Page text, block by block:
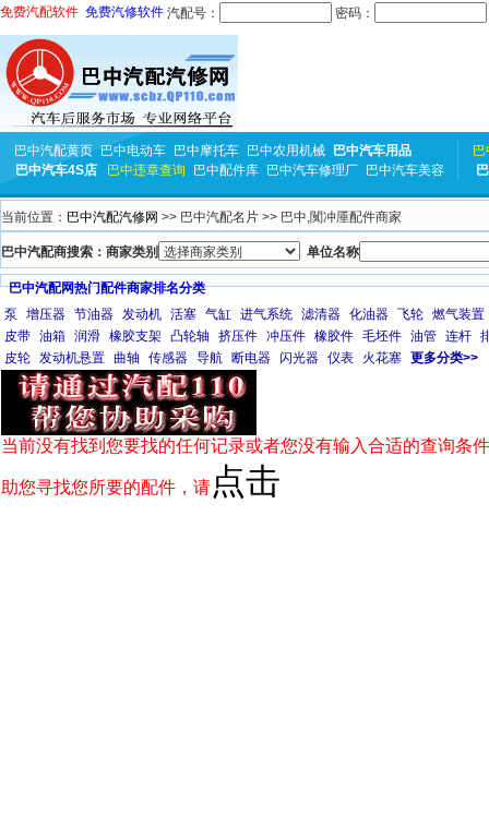
免费汽配软件 免费汽修软件 汽配号： 密码：
巴中汽配黄页 巴中电动车 巴中摩托车 巴中农用机械
巴中汽车用品
巴中汽车4S店
巴中违章查询 巴中配件库 巴中汽车修理厂 巴中汽车美容
当前位置： 巴中汽配汽修网 >> 巴中汽配名片 >> 巴中,闃冲厜配件商家
巴中汽配商搜索：商家类别 单位名称
巴中汽配网热门配件商家排名分类
泵
增压器 节油器 发动机 活塞 气缸 进气系统 滤清器 化油器 飞轮 燃气装置
皮带 油箱 润滑 橡胶支架 凸轮轴 挤压件 冲压件 橡胶件 毛坯件 油管 连杆
皮轮 发动机悬置 曲轴 传感器 导航 断电器 闪光器 仪表 火花塞 更多分类>>
当前没有找到您要找的任何记录或者您没有输入合适的查询条
助您寻找您所要的配件，请 点击